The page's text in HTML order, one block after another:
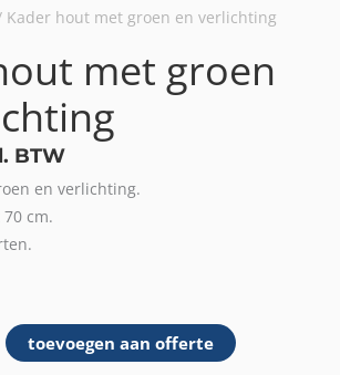
Kader hout met groen en verlichting
met groen
BTW
en verlichting.
cm.
toevoegen aan offerte